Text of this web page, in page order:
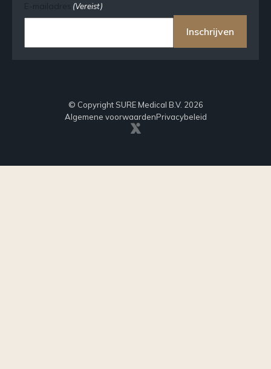
(Vereist)
Inschrijven
© Copyright SURE Medical B.V. 2026
Algemene voorwaardenPrivacybeleid